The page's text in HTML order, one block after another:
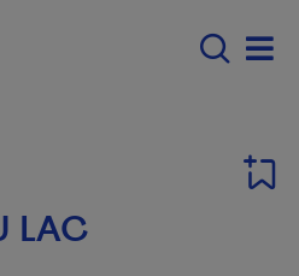
navigation -
LAC